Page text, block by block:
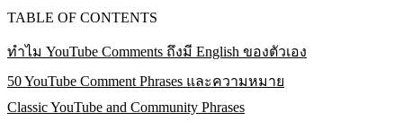
TABLE OF CONTENTS
ทำไม YouTube Comments ถึงมี English ของตัวเอง
50 YouTube Comment Phrases และความหมาย
Classic YouTube and Community Phrases